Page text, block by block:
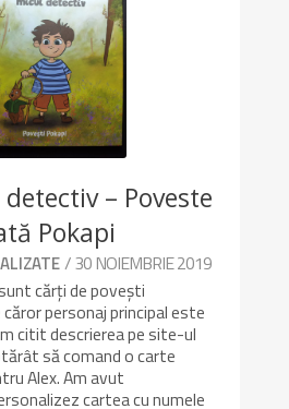
– Poveste
Pokapi
/ 30 NOIEMBRIE 2019
cărți de povești
personaj principal este
citit descrierea pe site-ul
să comand o carte
Alex. Am avut
cartea cu numele